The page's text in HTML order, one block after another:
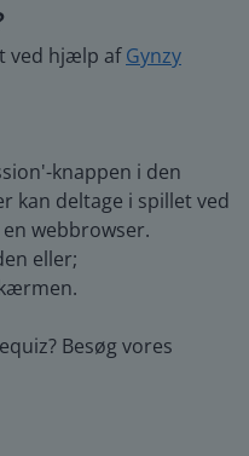
ved hjælp afGynzy
knappen i den
kan deltage i spillet ved
webbrowser.
eller;
Besøg vores